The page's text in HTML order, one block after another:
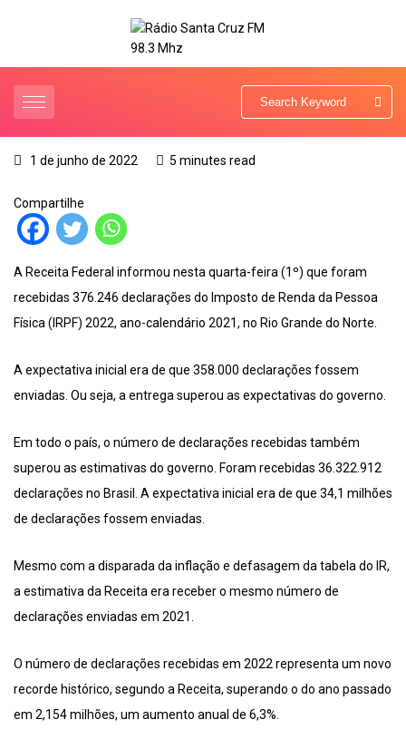
1 de junho de 2022 5 minutes read
Compartilhe
A Receita Federal informou nesta quarta-feira (1º) que foram
recebidas 376.246 declarações do Imposto de Renda da Pessoa
Física (IRPF) 2022, ano-calendário 2021, no Rio Grande do Norte.
A expectativa inicial era de que 358.000 declarações fossem
enviadas. Ou seja, a entrega superou as expectativas do governo.
Em todo o país, o número de declarações recebidas também
superou as estimativas do governo. Foram recebidas 36.322.912
declarações no Brasil. A expectativa inicial era de que 34,1 milhões
de declarações fossem enviadas.
Mesmo com a disparada da inflação e defasagem da tabela do IR,
a estimativa da Receita era receber o mesmo número de
declarações enviadas em 2021.
O número de declarações recebidas em 2022 representa um novo
recorde histórico, segundo a Receita, superando o do ano passado
em 2,154 milhões, um aumento anual de 6,3%.